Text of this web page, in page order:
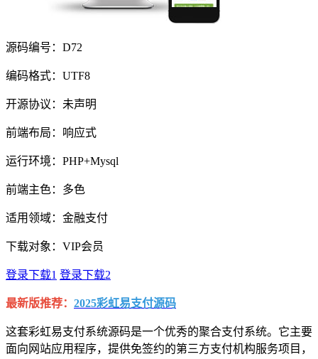
源码编号：D72
编码格式：UTF8
开源协议：未声明
前端布局：响应式
运行环境：PHP+Mysql
前端主色：多色
适用领域：金融支付
下载对象：VIP会员
登录下载1 登录下载2
最新版推荐： 2025彩虹易支付源码
这套彩虹易支付系统源码是一个优秀的聚合支付系统。它主要
面向网站应用程序，提供免签约的第三方支付机构服务项目，